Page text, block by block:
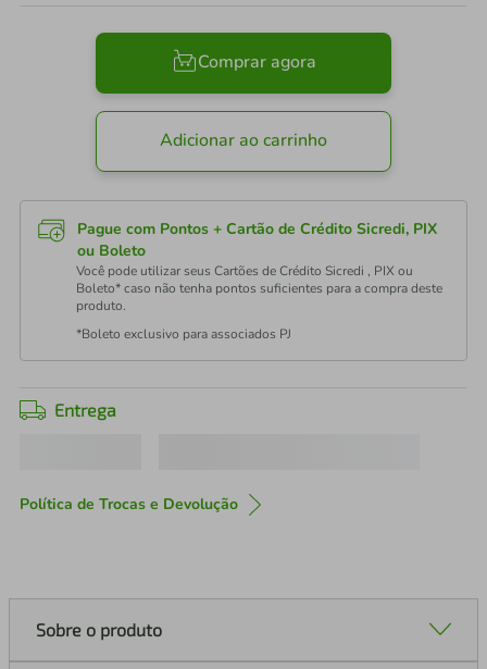
Comprar agora
Adicionar ao carrinho
Pague com Pontos + Cartão de Crédito Sicredi, PIX
ou Boleto
Você pode utilizar seus Cartões de Crédito Sicredi , PIX ou
Boleto* caso não tenha pontos suficientes para a compra deste
produto.
*Boleto exclusivo para associados PJ
Entrega
Política de Trocas e Devolução
Sobre o produto